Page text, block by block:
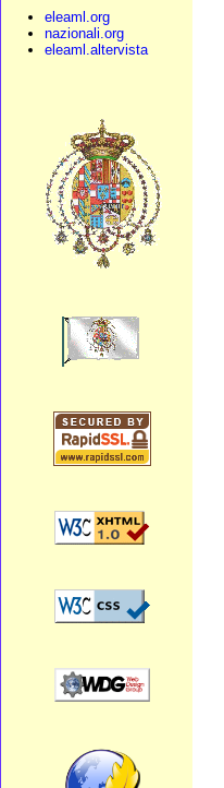
eleaml.org
nazionali.org
eleaml.altervista